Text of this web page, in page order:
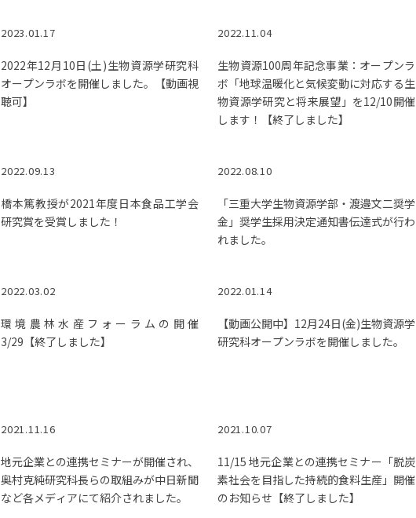
2023.01.17
2022年12月10日(土)生物資源学研究科
オープンラボを開催しました。【動画視
聴可】
2022.11.04
生物資源100周年記念事業：オープンラ
ボ「地球温暖化と気候変動に対応する生
物資源学研究と将来展望」を12/10開催
します！【終了しました】
2022.09.13
橋本篤教授が2021年度日本食品工学会
研究賞を受賞しました！
2022.08.10
「三重大学生物資源学部・渡邉文二奨学
金」奨学生採用決定通知書伝達式が行わ
れました。
2022.03.02
環境農林水産フォーラムの開催
3/29【終了しました】
2022.01.14
【動画公開中】12月24日(金)生物資源学
研究科オープンラボを開催しました。
2021.11.16
地元企業との連携セミナーが開催され、
奥村克純研究科長らの取組みが中日新聞
など各メディアにて紹介されました。
2021.10.07
11/15 地元企業との連携セミナー「脱炭
素社会を目指した持続的食料生産」開催
のお知らせ【終了しました】